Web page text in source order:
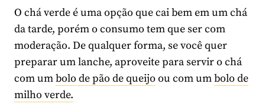
O chá verde é uma opção que cai bem em um chá
da tarde, porém o consumo tem que ser com
moderação. De qualquer forma, se você quer
preparar um lanche, aproveite para servir o chá
com umbolo de pão de queijo ou com umbolo de
milho verde.